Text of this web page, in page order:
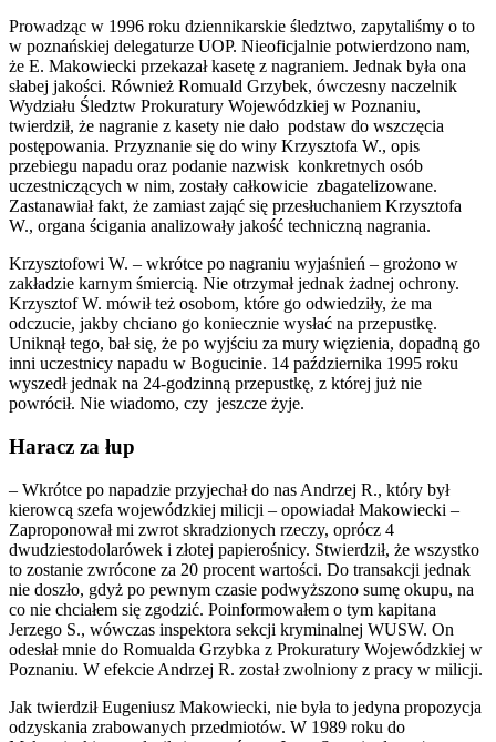
Prowadząc w 1996 roku dziennikarskie śledztwo, zapytaliśmy o to
w poznańskiej delegaturze UOP. Nieoficjalnie potwierdzono nam,
że E. Makowiecki przekazał kasetę z nagraniem. Jednak była ona
słabej jakości. Również Romuald Grzybek, ówczesny naczelnik
Wydziału Śledztw Prokuratury Wojewódzkiej w Poznaniu,
twierdził, że nagranie z kasety nie dało podstaw do wszczęcia
postępowania. Przyznanie się do winy Krzysztofa W., opis
przebiegu napadu oraz podanie nazwisk konkretnych osób
uczestniczących w nim, zostały całkowicie zbagatelizowane.
Zastanawiał fakt, że zamiast zająć się przesłuchaniem Krzysztofa
W., organa ścigania analizowały jakość techniczną nagrania.
Krzysztofowi W. – wkrótce po nagraniu wyjaśnień – grożono w
zakładzie karnym śmiercią. Nie otrzymał jednak żadnej ochrony.
Krzysztof W. mówił też osobom, które go odwiedziły, że ma
odczucie, jakby chciano go koniecznie wysłać na przepustkę.
Uniknął tego, bał się, że po wyjściu za mury więzienia, dopadną go
inni uczestnicy napadu w Bogucinie. 14 października 1995 roku
wyszedł jednak na 24-godzinną przepustkę, z której już nie
powrócił. Nie wiadomo, czy jeszcze żyje.
Haracz za łup
– Wkrótce po napadzie przyjechał do nas Andrzej R., który był
kierowcą szefa wojewódzkiej milicji – opowiadał Makowiecki –
Zaproponował mi zwrot skradzionych rzeczy, oprócz 4
dwudziestodolarówek i złotej papierośnicy. Stwierdził, że wszystko
to zostanie zwrócone za 20 procent wartości. Do transakcji jednak
nie doszło, gdyż po pewnym czasie podwyższono sumę okupu, na
co nie chciałem się zgodzić. Poinformowałem o tym kapitana
Jerzego S., wówczas inspektora sekcji kryminalnej WUSW. On
odesłał mnie do Romualda Grzybka z Prokuratury Wojewódzkiej w
Poznaniu. W efekcie Andrzej R. został zwolniony z pracy w milicji.
Jak twierdził Eugeniusz Makowiecki, nie była to jedyna propozycja
odzyskania zrabowanych przedmiotów. W 1989 roku do